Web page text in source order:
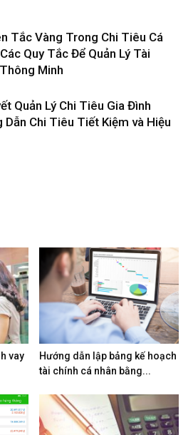
Tắc Vàng Trong Chi Tiêu Cá
Quy Tắc Để Quản Lý Tài
Minh
Quản Lý Chi Tiêu Gia Đình
Dẫn Chi Tiêu Tiết Kiệm và Hiệu
vay
Hướng dẫn lập bảng kế hoạch
tài chính cá nhân bằng...